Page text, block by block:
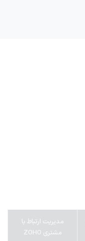
مدیریت ارتباط با
مشتری ZOHO